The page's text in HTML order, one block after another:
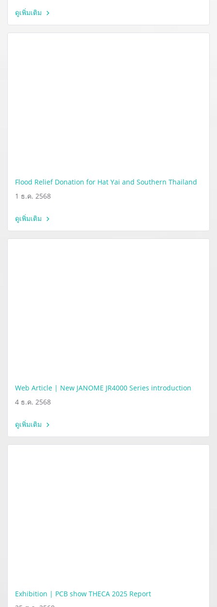
ดูเพิ่มเติม
Flood Relief Donation for Hat Yai and Southern Thailand
1 ธ.ค. 2568
ดูเพิ่มเติม
Web Article | New JANOME JR4000 Series introduction
4 ธ.ค. 2568
ดูเพิ่มเติม
Exhibition | PCB show THECA 2025 Report